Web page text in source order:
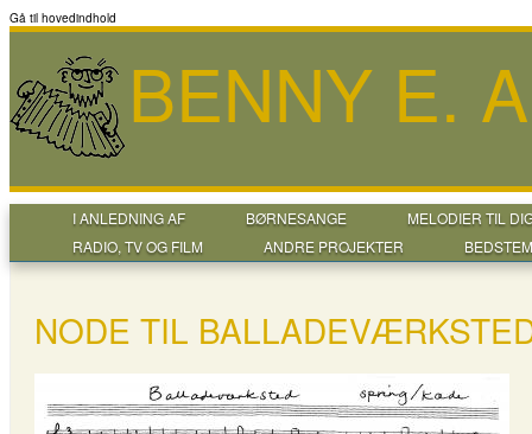
Gå til hovedindhold
BENNY E.
I ANLEDNING AF BØRNESANGE
MELODIER TIL
RADIO, TV OG FILM
ANDRE PROJEKTER
NODE TIL